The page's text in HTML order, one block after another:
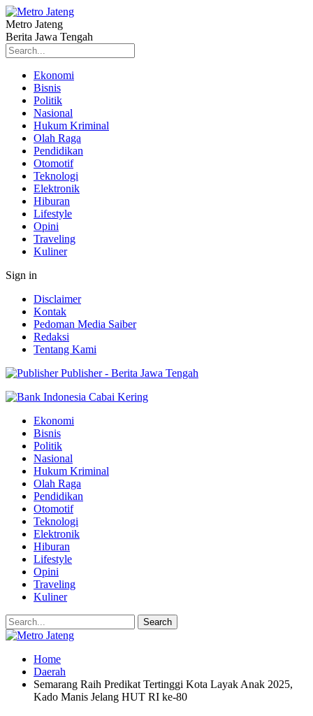
Metro Jateng
Berita Jawa Tengah
Ekonomi
Bisnis
Politik
Nasional
Hukum Kriminal
Olah Raga
Pendidikan
Otomotif
Teknologi
Elektronik
Hiburan
Lifestyle
Opini
Traveling
Kuliner
Sign in
Disclaimer
Kontak
Pedoman Media Saiber
Redaksi
Tentang Kami
Publisher - Berita Jawa Tengah
Ekonomi
Bisnis
Politik
Nasional
Hukum Kriminal
Olah Raga
Pendidikan
Otomotif
Teknologi
Elektronik
Hiburan
Lifestyle
Opini
Traveling
Kuliner
Home
Daerah
Semarang Raih Predikat Tertinggi Kota Layak Anak 2025,
Kado Manis Jelang HUT RI ke-80